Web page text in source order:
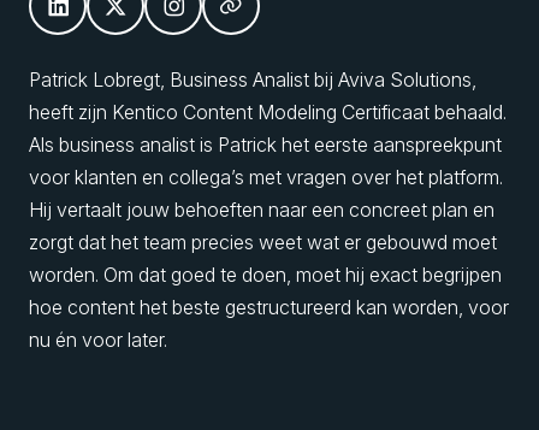
Patrick Lobregt, Business Analist bij Aviva Solutions,
heeft zijn Kentico Content Modeling Certificaat behaald.
Als business analist is Patrick het eerste aanspreekpunt
voor klanten en collega’s met vragen over het platform.
Hij vertaalt jouw behoeften naar een concreet plan en
zorgt dat het team precies weet wat er gebouwd moet
worden. Om dat goed te doen, moet hij exact begrijpen
hoe content het beste gestructureerd kan worden, voor
nu én voor later.